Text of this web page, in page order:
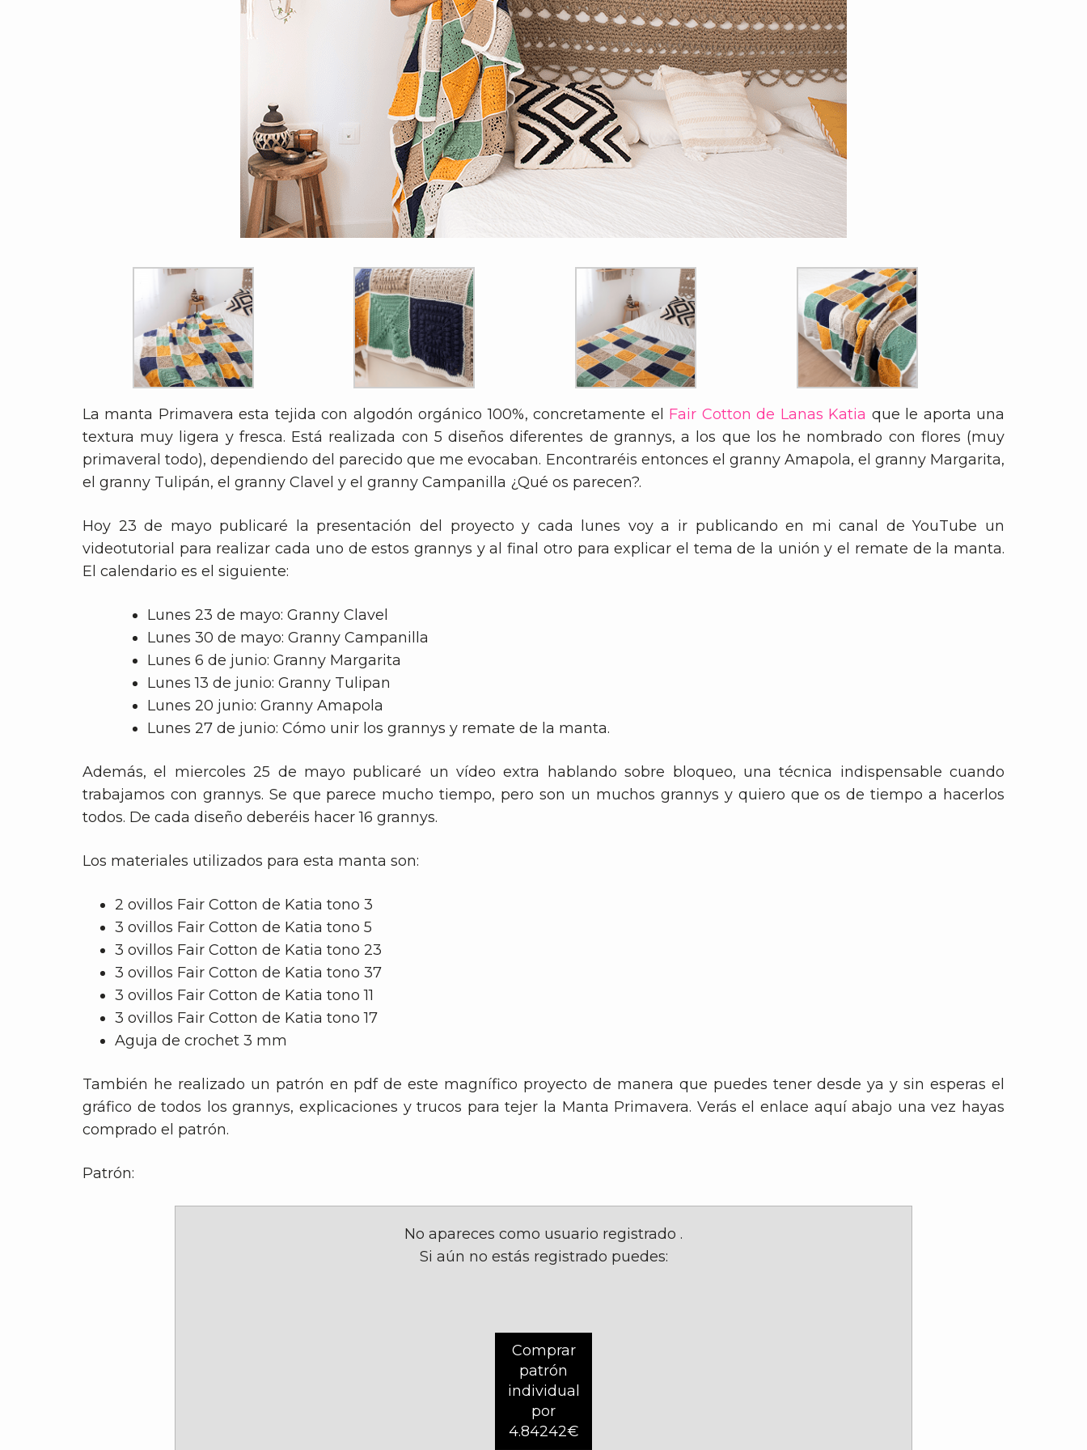
La manta Primavera esta tejida con algodón orgánico 100%, concretamente el Fair Cotton de Lanas Katia que le aporta una
textura muy ligera y fresca. Está realizada con 5 diseños diferentes de grannys, a los que los he nombrado con flores (muy
primaveral todo), dependiendo del parecido que me evocaban. Encontraréis entonces el granny Amapola, el granny Margarita,
el granny Tulipán, el granny Clavel y el granny Campanilla ¿Qué os parecen?.
Hoy 23 de mayo publicaré la presentación del proyecto y cada lunes voy a ir publicando en mi canal de YouTube un
videotutorial para realizar cada uno de estos grannys y al final otro para explicar el tema de la unión y el remate de la manta.
El calendario es el siguiente:
Lunes 23 de mayo: Granny Clavel
Lunes 30 de mayo: Granny Campanilla
Lunes 6 de junio: Granny Margarita
Lunes 13 de junio: Granny Tulipan
Lunes 20 junio: Granny Amapola
Lunes 27 de junio: Cómo unir los grannys y remate de la manta.
Además, el miercoles 25 de mayo publicaré un vídeo extra hablando sobre bloqueo, una técnica indispensable cuando
trabajamos con grannys. Se que parece mucho tiempo, pero son un muchos grannys y quiero que os de tiempo a hacerlos
todos. De cada diseño deberéis hacer 16 grannys.
Los materiales utilizados para esta manta son:
2 ovillos Fair Cotton de Katia tono 3
3 ovillos Fair Cotton de Katia tono 5
3 ovillos Fair Cotton de Katia tono 23
3 ovillos Fair Cotton de Katia tono 37
3 ovillos Fair Cotton de Katia tono 11
3 ovillos Fair Cotton de Katia tono 17
Aguja de crochet 3 mm
También he realizado un patrón en pdf de este magnífico proyecto de manera que puedes tener desde ya y sin esperas el
gráfico de todos los grannys, explicaciones y trucos para tejer la Manta Primavera. Verás el enlace aquí abajo una vez hayas
comprado el patrón.
Patrón:
No apareces como usuario registrado .
Si aún no estás registrado puedes:
Comprar
patrón
individual
por
4.84242€